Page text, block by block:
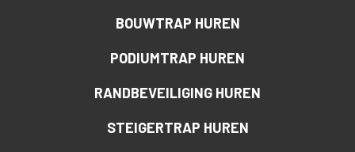
BOUWTRAP HUREN
PODIUMTRAP HUREN
RANDBEVEILIGING HUREN
STEIGERTRAP HUREN